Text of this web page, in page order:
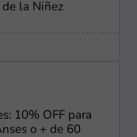
de la Niñez
10% OFF para
o + de 60